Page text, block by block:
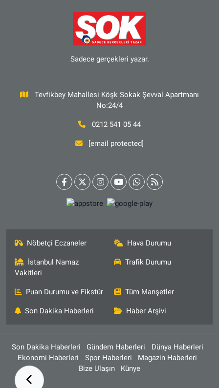
Sadece gerçekleri yazar.
Tevfikbey Mahallesi Köşk Sokak Şevval Apartmanı
No:24/4
0212 541 05 44
[email protected]
Nöbetçi Eczaneler Hava Durumu
İstanbul Namaz
Vakitleri
Trafik Durumu
Puan Durumu ve Fikstür Tüm Manşetler
Son Dakika Haberleri Haber Arşivi
Son Dakika Haberleri Gündem Haberleri
Dünya Haberleri
Ekonomi Haberleri
Spor Haberleri
Magazin Haberleri
Bize Ulaşın
Künye